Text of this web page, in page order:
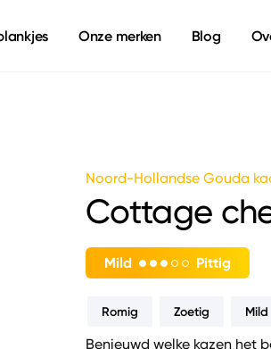
Onze merken Blog
Noord-Hollandse Gouda
Cottage
Mild Pittig
Romig Zoetig Mild
Benieuwd welke kazen het